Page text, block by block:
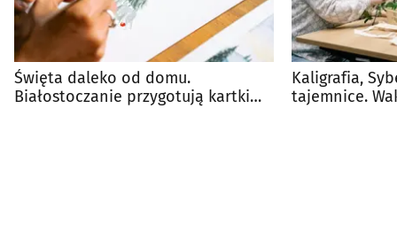
Święta daleko od domu.
Białostoczanie przygotują kartki
Kaligrafia,
tajemnice.